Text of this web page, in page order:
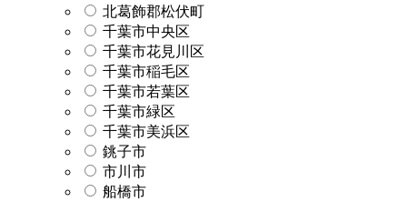
北葛飾郡松伏町
千葉市中央区
千葉市花見川区
千葉市稲毛区
千葉市若葉区
千葉市緑区
千葉市美浜区
銚子市
市川市
船橋市